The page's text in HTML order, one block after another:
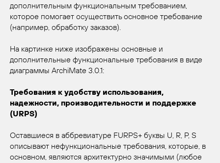
дополнительным функциональным требованием,
которое помогает осуществить основное требование
(например, обработку заказов).
На картинке ниже изображены основные и
дополнительные функциональные требования в виде
диаграммы ArchiMate 3.0.1:
Требования к удобству использования,
надежности, производительности и поддержке
(URPS)
Оставшиеся в аббревиатуре FURPS+ буквы U, R, P, S
описывают нефункциональные требования, которые, в
основном, являются архитектурно значимыми (любое